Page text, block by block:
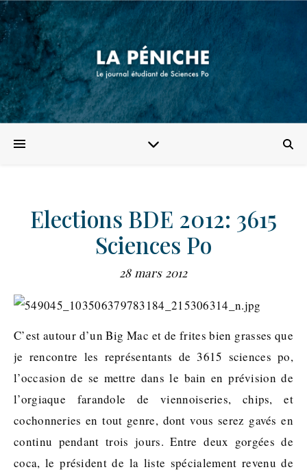
Elections BDE 2012: 3615
Sciences Po
28 mars 2012
C’est autour d’un Big Mac et de frites bien grasses que
je rencontre les représentants de 3615 sciences po,
l’occasion de se mettre dans le bain en prévision de
l’orgiaque farandole de viennoiseries, chips, et
cochonneries en tout genre, dont vous serez gavés en
continu pendant trois jours. Entre deux gorgées de
coca, le président de la liste spécialement revenu de